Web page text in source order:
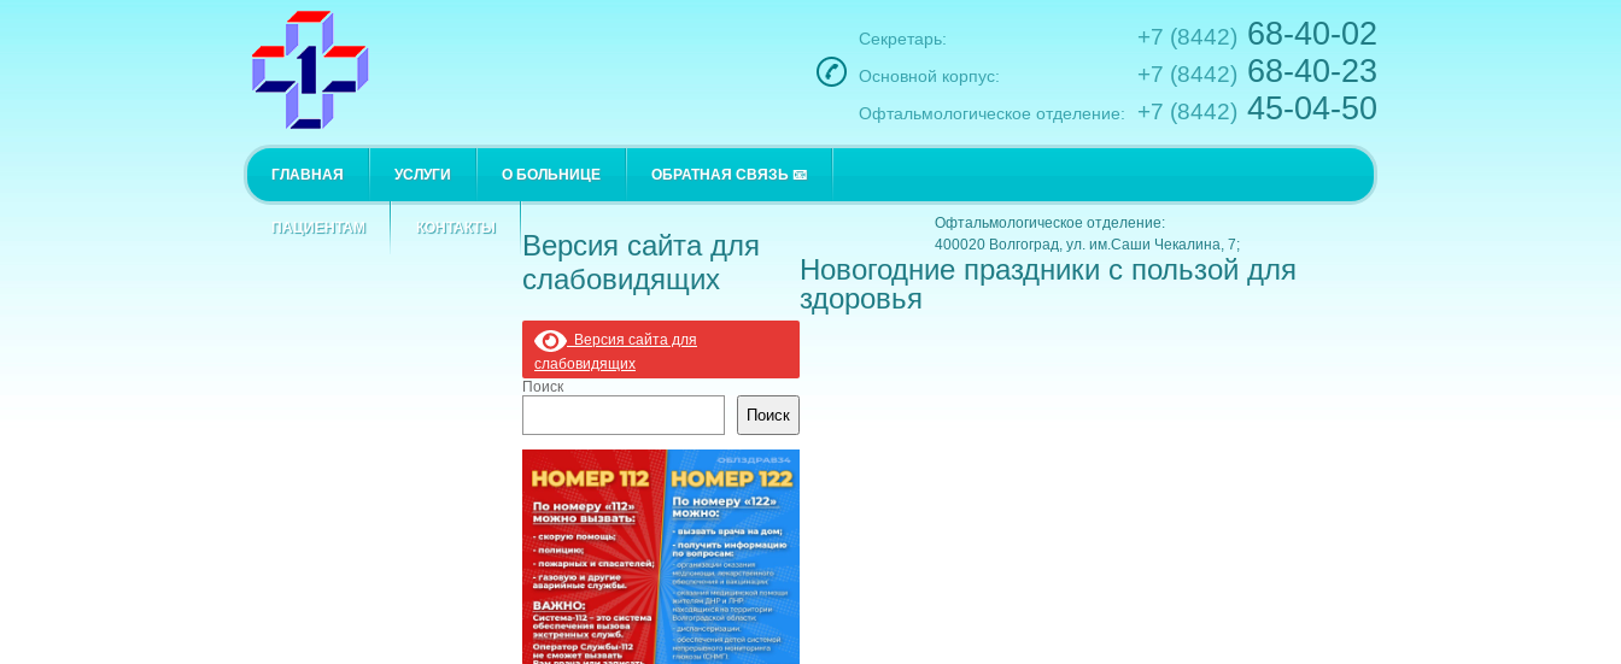
Секретарь: +7 (8442) 68-40-02
Основной корпус: +7 (8442) 68-40-23
Офтальмологическое отделение: +7 (8442) 45-04-50
Офтальмологическое отделение:
400020 Волгоград, ул. им.Саши Чекалина, 7;
ГЛАВНАЯ УСЛУГИ О БОЛЬНИЦЕ ОБРАТНАЯ СВЯЗЬ 📧
ПАЦИЕНТАМ КОНТАКТЫ
Версия сайта для
слабовидящих
Версия сайта для
слабовидящих
Поиск
Поиск
Новогодние праздники с пользой для
здоровья